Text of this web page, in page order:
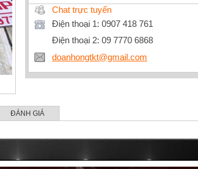
Chat trực tuyến
Điện thoại 1: 0907 418 761
Điện thoại 2: 09 7770 6868
doanhongtkt@gmail.com
ĐÁNH GIÁ